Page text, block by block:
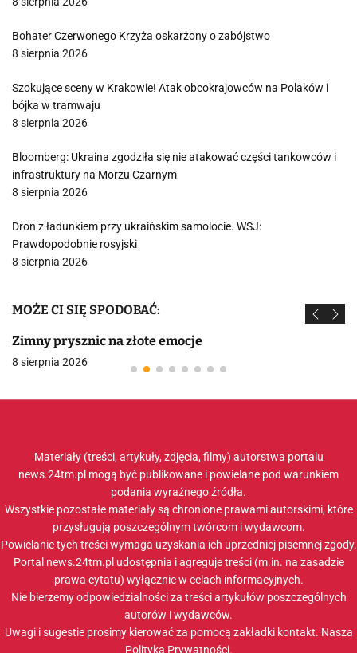
Bohater Czerwonego Krzyża oskarżony o zabójstwo
8 sierpnia 2026
Szokujące sceny w Krakowie! Atak obcokrajowców na Polaków i
bójka w tramwaju
8 sierpnia 2026
Bloomberg: Ukraina zgodziła się nie atakować części tankowców i
infrastruktury na Morzu Czarnym
8 sierpnia 2026
Dron z ładunkiem przy ukraińskim samolocie. WSJ:
Prawdopodobnie rosyjski
8 sierpnia 2026
MOŻE CI SIĘ SPODOBAĆ:
Zimny prysznic na złote emocje
8 sierpnia 2026
Materiały (treści, artykuły, zdjęcia, filmy) autorstwa portalu
news.24tm.pl mogą być publikowane i powielane pod warunkiem
podania wyraźnego źródła.
Wszystkie pozostałe materiały są chronione prawami autorskimi, które
przysługują poszczególnym twórcom i wydawcom.
Powielanie tych treści wymaga uzyskania ich uprzedniej pisemnej zgody.
Portal news.24tm.pl udostępnia i agreguje treści (m.in. na zasadzie
prawa cytatu) wyłącznie w celach informacyjnych.
Nie bierzemy odpowiedzialności za treści artykułów poszczególnych
autorów i wydawców.
Uwagi i sugestie prosimy kierować za pomocą zakładki kontakt. Nasza
Polityka Prywatności.